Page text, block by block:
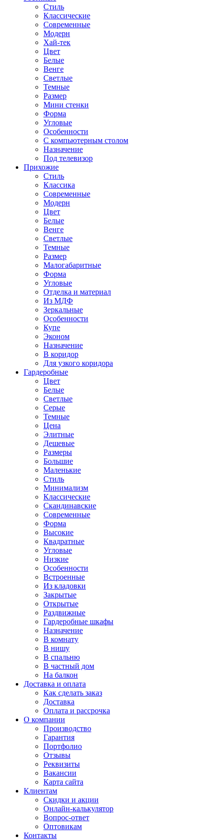
Стиль
Классические
Современные
Модерн
Хай-тек
Цвет
Белые
Венге
Светлые
Темные
Размер
Мини стенки
Форма
Угловые
Особенности
С компьютерным столом
Назначение
Под телевизор
Прихожие
Стиль
Классика
Современные
Модерн
Цвет
Белые
Венге
Светлые
Темные
Размер
Малогабаритные
Форма
Угловые
Отделка и материал
Из МДФ
Зеркальные
Особенности
Купе
Эконом
Назначение
В коридор
Для узкого коридора
Гардеробные
Цвет
Белые
Светлые
Серые
Темные
Цена
Элитные
Дешевые
Размеры
Большие
Маленькие
Стиль
Минимализм
Классические
Скандинавские
Современные
Форма
Высокие
Квадратные
Угловые
Низкие
Особенности
Встроенные
Из кладовки
Закрытые
Открытые
Раздвижные
Гардеробные шкафы
Назначение
В комнату
В нишу
В спальню
В частный дом
На балкон
Доставка и оплата
Как сделать заказ
Доставка
Оплата и рассрочка
О компании
Производство
Гарантия
Портфолио
Отзывы
Реквизиты
Вакансии
Карта сайта
Клиентам
Скидки и акции
Онлайн-калькулятор
Вопрос-ответ
Оптовикам
Контакты